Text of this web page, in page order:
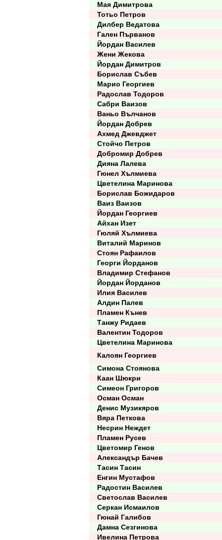
Мая Димитрова
Тотьо Петров
Дилбер Ведатова
Гален Първанов
Йордан Василев
Жени Жекова
Йордан Димитров
Борислав Събев
Марио Георгиев
Радослав Тодоров
Сабри Ваизов
Ваньо Вълчанов
Йордан Добрев
Ахмед Джевджет
Стойчо Петров
Добромир Добрев
Дияна Лалева
Гюнел Хълмиева
Цветелина Маринова
Борислав Божидаров
Ваиз Ваизов
Йордан Георгиев
Айхан Изет
Гюляй Хълмиева
Виталий Маринов
Стоян Рафаилов
Георги Йорданов
Владимир Стефанов
Йордан Йорданов
Илия Василев
Алдин Палев
Пламен Кънев
Танжу Ридаев
Валентин Тодоров
Цветелина Маринова
Калоян Георгиев
Симона Стоянова
Каан Шюкри
Симеон Григоров
Осман Осман
Денис Музикяров
Вяра Петкова
Несрин Неждет
Пламен Русев
Цветомир Генов
Александър Бачев
Тасин Тасин
Енгин Мустафов
Радостин Василев
Светослав Василев
Серкан Исмаилов
Гюнай Галибов
Дамна Сезгинова
Ивелина Петрова